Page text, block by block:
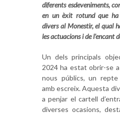
diferents esdeveniments,
en un èxit rotund que
divers al Monestir, el qual
les actuacions i de l’encant
Un dels principals
2024 ha estat obrir-se
nous públics, un repte
amb escreix. Aquesta
a penjar el cartell
diverses ocasions,